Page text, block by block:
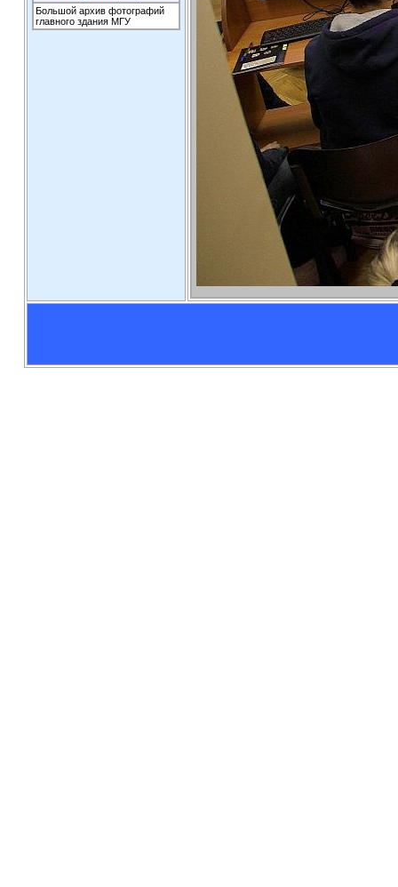
Большой архив фотографий
главного здания МГУ